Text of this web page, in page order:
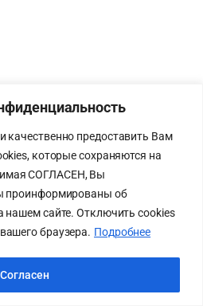
качественно предоставить Вам
которые сохраняются на
СОГЛАСЕН, Вы
проинформированы об
нашем сайте. Отключить cookies
браузера. Подробнее
Согласен